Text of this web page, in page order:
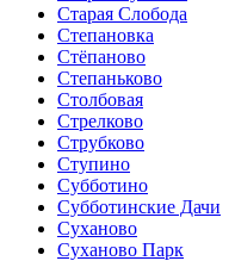
Старая Слобода
Степановка
Стёпаново
Степаньково
Столбовая
Стрелково
Струбково
Ступино
Субботино
Субботинские Дачи
Суханово
Суханово Парк